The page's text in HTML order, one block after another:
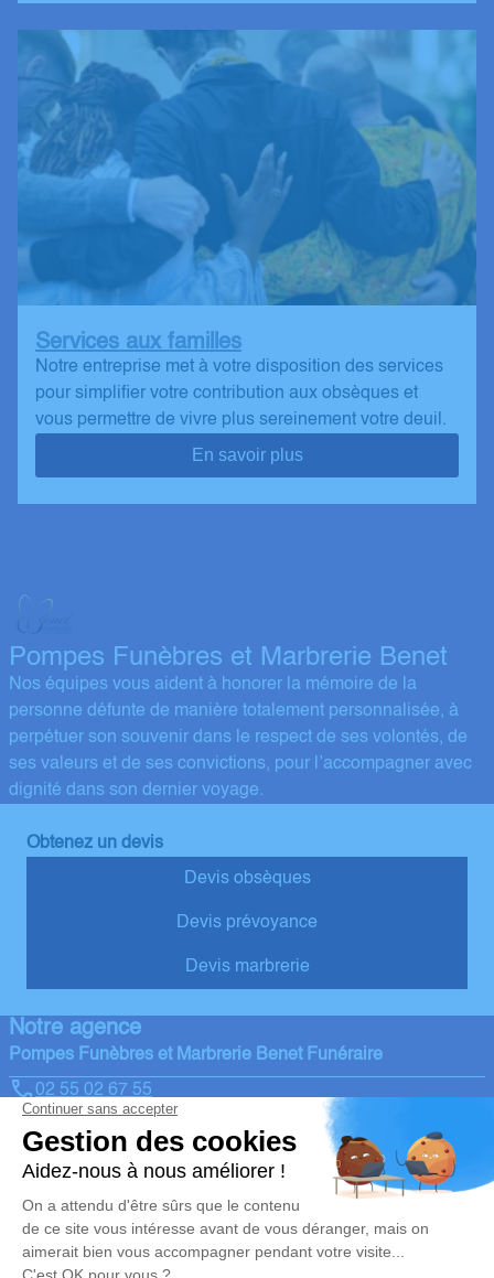
Services aux familles
Notre entreprise met à votre disposition des services
pour simplifier votre contribution aux obsèques et
vous permettre de vivre plus sereinement votre deuil.
En savoir plus
Pompes Funèbres et Marbrerie Benet
Nos équipes vous aident à honorer la mémoire de la
personne défunte de manière totalement personnalisée, à
perpétuer son souvenir dans le respect de ses volontés, de
ses valeurs et de ses convictions, pour l’accompagner avec
dignité dans son dernier voyage.
Obtenez un devis
Devis obsèques
Devis prévoyance
Devis marbrerie
Notre agence
Pompes Funèbres et Marbrerie Benet Funéraire
02 55 02 67 55
benet@pompes-funebres-naulleau.fr
7, Route de Niort, Richebonne - 85490 - Benet
4.9/5 - 65 avis
Nos Services
Monuments funéraires
Liens utiles
Demande de rendez-vous en